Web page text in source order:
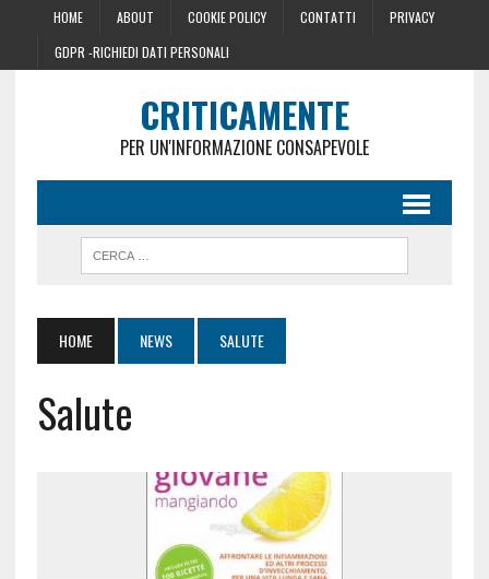
HOME ABOUT COOKIE POLICY CONTATTI
PRIVACY
GDPR -RICHIEDI DATI PERSONALI
CRITICAMENTE
PER UN'INFORMAZIONE CONSAPEVOLE
HOME NEWS SALUTE
Salute